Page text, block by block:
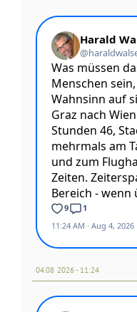
04.08 2026 - 11:24